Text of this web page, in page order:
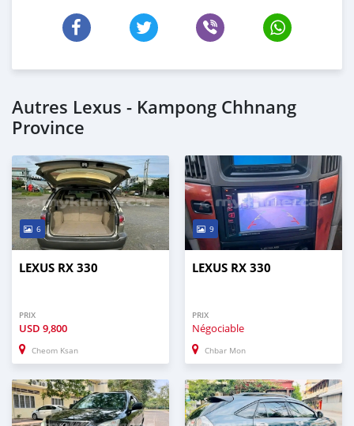
Autres Lexus - Kampong Chhnang
Province
6
LEXUS RX 330
PRIX
USD 9,800
Cheom Ksan
9
LEXUS RX 330
PRIX
Négociable
Chbar Mon